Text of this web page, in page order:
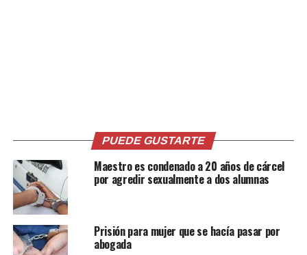
En «Judicial»
Con engaños, un hombre
dueño de tienda abusó de
PUEDE GUSTARTE
Maestro es condenado a 20 años de cárcel
por agredir sexualmente a dos alumnas
Prisión para mujer que se hacía pasar por
abogada